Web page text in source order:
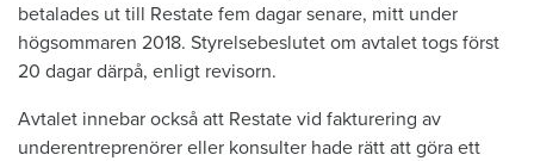
betalades ut till Restate fem dagar senare, mitt under
högsommaren 2018. Styrelsebeslutet om avtalet togs först
20 dagar därpå, enligt revisorn.
Avtalet innebar också att Restate vid fakturering av
underentreprenörer eller konsulter hade rätt att göra ett